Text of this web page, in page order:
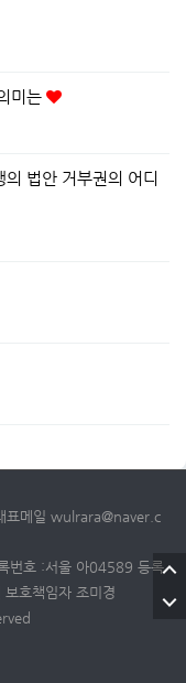
미는
법안 거부권의 어디
표메일 wulrara@naver.c
번호 :서울 아04589 등록
호책임자 조미경